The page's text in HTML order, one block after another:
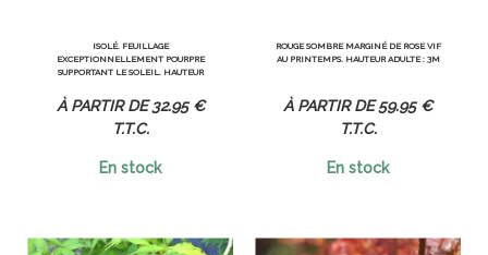
ISOLÉ. FEUILLAGE
EXCEPTIONNELLEMENT POURPRE
SUPPORTANT LE SOLEIL. HAUTEUR
32.95 €
T.T.C.
En stock
ROUGE SOMBRE MARGINÉ DE ROSE VIF
AU PRINTEMPS. HAUTEUR ADULTE : 3M
59.95 €
T.T.C.
En stock